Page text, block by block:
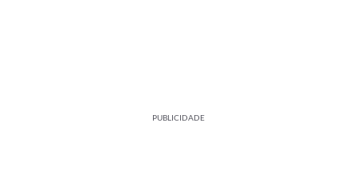
PUBLICIDADE